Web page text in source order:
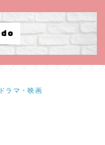
ドラマ・映画